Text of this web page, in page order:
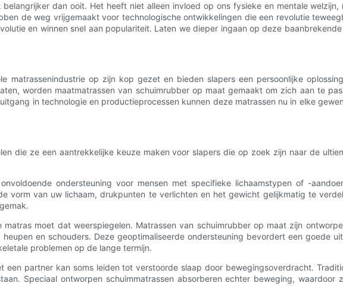
dan ooit. Het heeft niet alleen invloed op ons fysieke en mentale
de weg vrijgemaakt voor technologische ontwikkelingen die een revolutie
en winnen snel aan populariteit. Laten we dieper ingaan op deze
matrassenindustrie op zijn kop gezet en bieden slapers een persoonlijke
worden maatmatrassen van schuimrubber op maat gemaakt om zich aan te
in technologie en productieprocessen kunnen deze matrassen nu in elke
die ze een aantrekkelijke keuze maken voor slapers die op zoek zijn naar de
ondersteuning voor mensen met specifieke lichaamstypen of -
vorm van uw lichaam, drukpunten te verlichten en het gewicht gelijkmatig te
matras moet dat weerspiegelen. Matrassen van schuimrubber op maat zijn
en schouders. Deze geoptimaliseerde ondersteuning bevordert een goede
problemen op de lange termijn.
een partner kan soms leiden tot verstoorde slaap door bewegingsoverdracht.
Speciaal ontworpen schuimmatrassen absorberen echter beweging,